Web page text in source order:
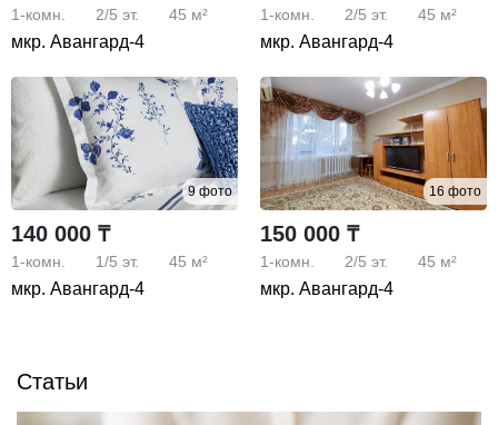
Добро пожаловать, у нас все удобства для отдыха и
гостей города.
санузел совмещенный, кабельное ТВ, пластиковые окна,
с бытовой техникой, нельзя с животными, холодильник,
кондиционер, стоянка во дворе бесплатно, стиральная
машина, комнаты изолированы, не угловая)
1-комн. 2/5 эт. 45 м²
мкр. Авангард-4
1-комн. 2/5 эт. 45 м²
мкр. Авангард-4
9 фото
140 000 ₸
1-комн. 1/5 эт. 45 м²
мкр. Авангард-4
16 фото
150 000 ₸
1-комн. 2/5 эт. 45 м²
мкр. Авангард-4
Статьи